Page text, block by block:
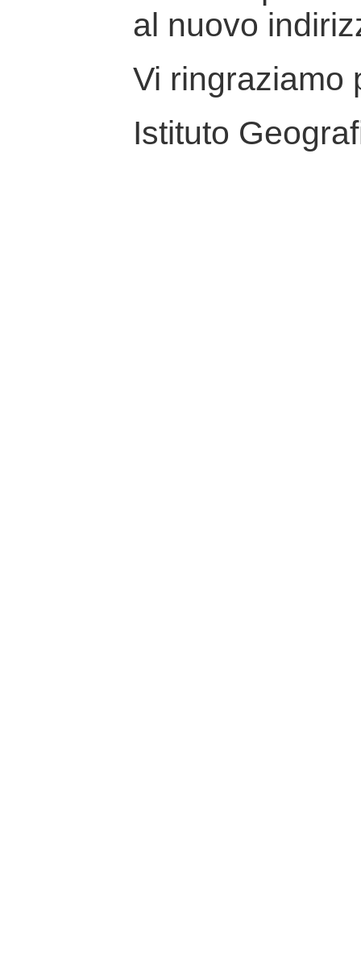
al nuovo
Vi ringraziamo
Istituto